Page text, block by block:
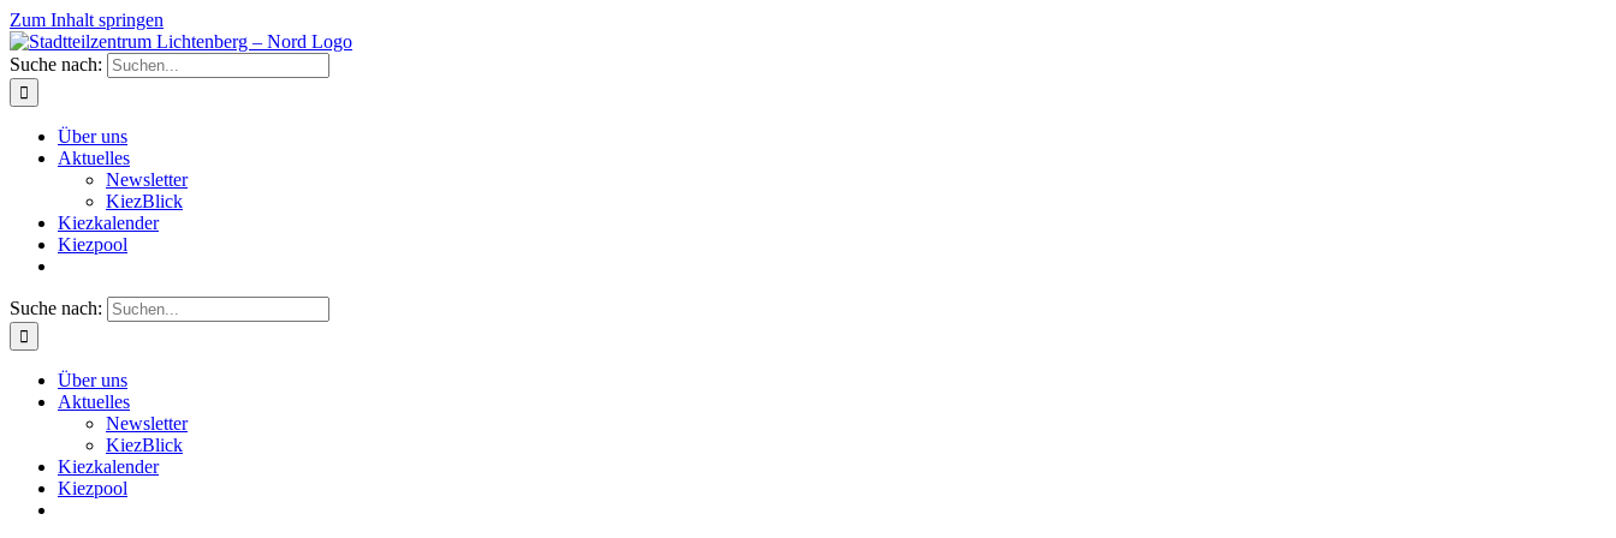
Zum Inhalt springen
Suche nach:
Über uns
Aktuelles
Newsletter
KiezBlick
Kiezkalender
Kiezpool
Suche nach:
Über uns
Aktuelles
Newsletter
KiezBlick
Kiezkalender
Kiezpool